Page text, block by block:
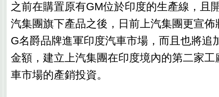
之前在購置原有GM位於印度的生產線，且
汽集團旗下產品之後，日前上汽集團更宣
G名爵品牌進軍印度汽車市場，而且也將追
金額，建立上汽集團在印度境內的第二家
車市場的產銷投資。